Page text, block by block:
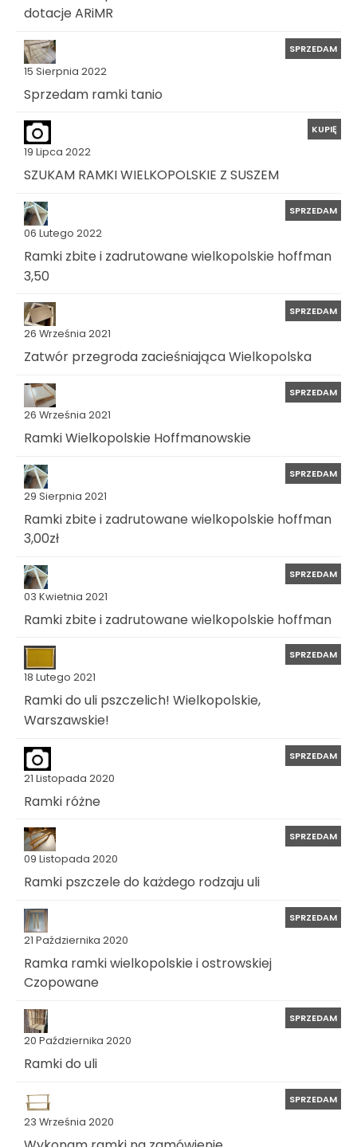
dotacje ARiMR
15 Sierpnia 2022
SPRZEDAM
Sprzedam ramki tanio
19 Lipca 2022
KUPIĘ
SZUKAM RAMKI WIELKOPOLSKIE Z SUSZEM
06 Lutego 2022
SPRZEDAM
Ramki zbite i zadrutowane wielkopolskie hoffman
3,50
26 Września 2021
SPRZEDAM
Zatwór przegroda zacieśniająca Wielkopolska
26 Września 2021
SPRZEDAM
Ramki Wielkopolskie Hoffmanowskie
29 Sierpnia 2021
SPRZEDAM
Ramki zbite i zadrutowane wielkopolskie hoffman
3,00zł
03 Kwietnia 2021
SPRZEDAM
Ramki zbite i zadrutowane wielkopolskie hoffman
18 Lutego 2021
SPRZEDAM
Ramki do uli pszczelich! Wielkopolskie,
Warszawskie!
21 Listopada 2020
SPRZEDAM
Ramki różne
09 Listopada 2020
SPRZEDAM
Ramki pszczele do każdego rodzaju uli
21 Października 2020
SPRZEDAM
Ramka ramki wielkopolskie i ostrowskiej
Czopowane
20 Października 2020
SPRZEDAM
Ramki do uli
23 Września 2020
SPRZEDAM